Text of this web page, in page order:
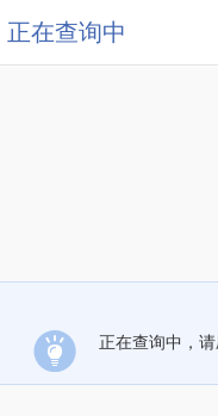
正在查询中
正在查询中，